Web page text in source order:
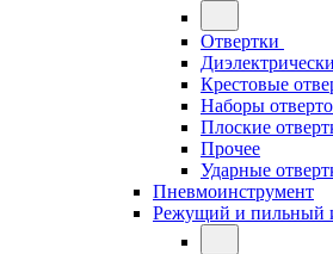
Отвертки
Крестовые
Наборы
Плоские
Прочее
Ударные
Пневмоинструмент
Режущий и пильный